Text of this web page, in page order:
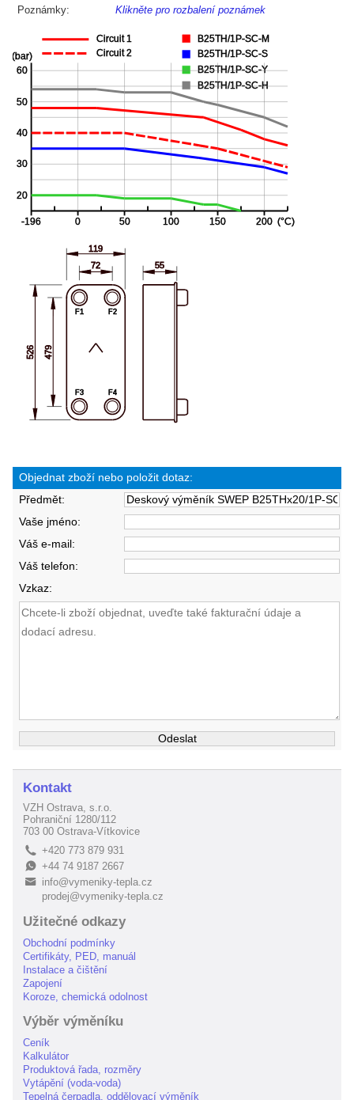
Poznámky: Klikněte pro rozbalení poznámek
Objednat zboží nebo položit dotaz:
Předmět:
Vaše jméno:
Váš e-mail:
Váš telefon:
Vzkaz:
Kontakt
VZH Ostrava, s.r.o.
Pohraniční 1280/112
703 00 Ostrava-Vítkovice
L +420 773 879 931
E+44 74 9187 2667
B
info@vymeniky-tepla.cz
prodej@vymeniky-tepla.cz
Užitečné odkazy
Obchodní podmínky
Certifikáty, PED, manuál
Instalace a čištění
Zapojení
Koroze, chemická odolnost
Výběr výměníku
Ceník
Kalkulátor
Produktová řada, rozměry
Vytápění (voda-voda)
Tepelná čerpadla, oddělovací výměník